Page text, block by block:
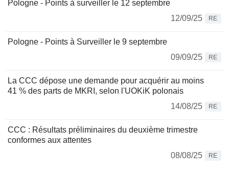
Pologne - Points à surveiller le 12 septembre
12/09/25
RE
Pologne - Points à Surveiller le 9 septembre
09/09/25
RE
La CCC dépose une demande pour acquérir au moins
41 % des parts de MKRI, selon l'UOKiK polonais
14/08/25
RE
CCC : Résultats préliminaires du deuxième trimestre
conformes aux attentes
08/08/25
RE